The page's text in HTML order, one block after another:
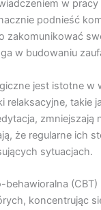
w pracy
podnieść
zakomunikować
w budowaniu
jest istotne w
relaksacyjne, takie
zmniejszają
że regularne ich
sytuacjach.
behawioralna (CBT)
koncentrując